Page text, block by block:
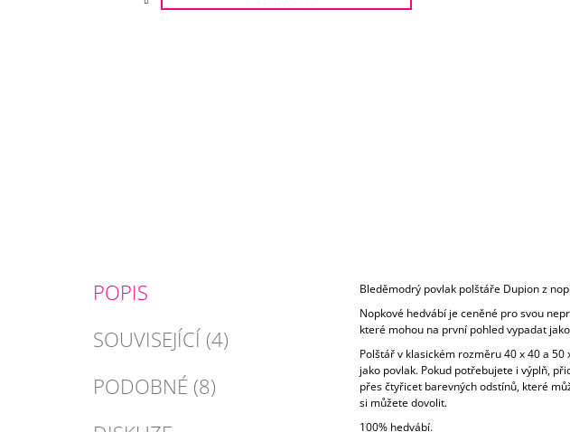
POPIS
SOUVISEJÍCÍ (4)
PODOBNÉ (8)
Bleděmodrý povlak polštáře Dupion z
Nopkové hedvábí je ceněné pro svou
které mohou na první pohled vypadat
Polštář v klasickém rozměru 40 x 40 a
jako povlak. Pokud potřebujete i výplň,
přes čtyřicet barevných odstínů, které
si můžete dovolit.
100% hedvábí.